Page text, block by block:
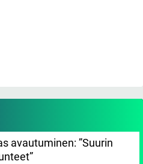
avautuminen: ”Suurin